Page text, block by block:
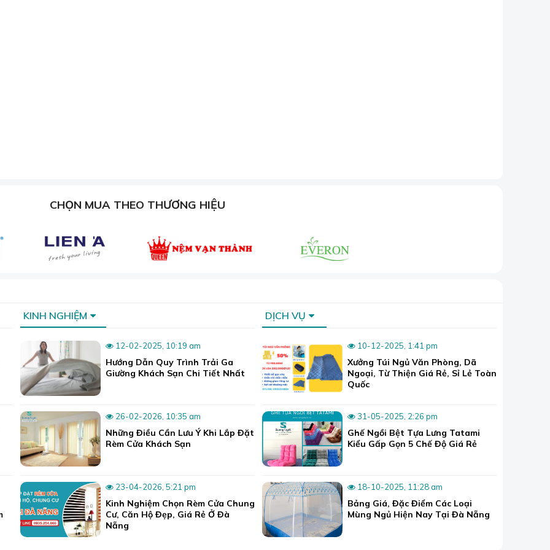
tại cửa hàng của chúng tôi nhé!
Thanh Khê, TP. Đà Nẵng
TP. Đà Nẵng
Sơn Trà, TP. Đà Nẵng
CHỌN MUA THEO THƯƠNG HIỆU
KINH NGHIỆM
12-02-2025, 10:19 am
Hướng Dẫn Quy Trình Trải Ga
Giường Khách Sạn Chi Tiết Nhất
26-02-2026, 10:35 am
Những Điều Cần Lưu Ý Khi Lắp Đặt
Rèm Cửa Khách Sạn
23-04-2026, 5:21 pm
Kinh Nghiệm Chọn Rèm Cửa Chung
Cư, Căn Hộ Đẹp, Giá Rẻ Ở Đà
Nẵng
DỊCH VỤ
10-12-2025, 1:41 pm
Xưởng Túi Ngủ Văn Phòng, Dã
Ngoại, Từ Thiện Giá Rẻ, Sỉ Lẻ Toàn
Quốc
31-05-2025, 2:26 pm
Ghế Ngồi Bệt Tựa Lưng Tatami
Kiểu Gấp Gọn 5 Chế Độ Giá Rẻ
18-10-2025, 11:28 am
Bảng Giá, Đặc Điểm Các Loại
Mùng Ngủ Hiện Nay Tại Đà Nẵng